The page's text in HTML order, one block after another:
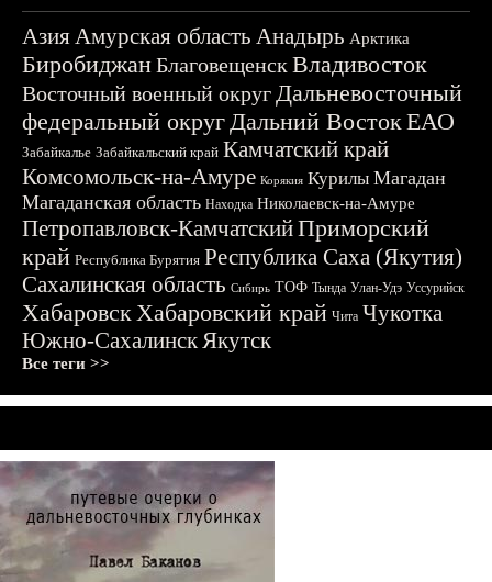
АзияАмурская область Анадырь Арктика
БиробиджанБлаговещенскВладивосток
Восточный военный округДальневосточный
федеральный округДальний ВостокЕАО
Забайкалье Забайкальский край Камчатский край
Комсомольск-на-Амуре Корякия Курилы Магадан
Магаданская область Находка Николаевск-на-Амуре
Петропавловск-КамчатскийПриморский
край Республика Бурятия Республика Саха (Якутия)
Сахалинская область Сибирь ТОФ Тында Улан-Удэ Уссурийск
ХабаровскХабаровский край Чита Чукотка
Южно-СахалинскЯкутск
Все теги >>